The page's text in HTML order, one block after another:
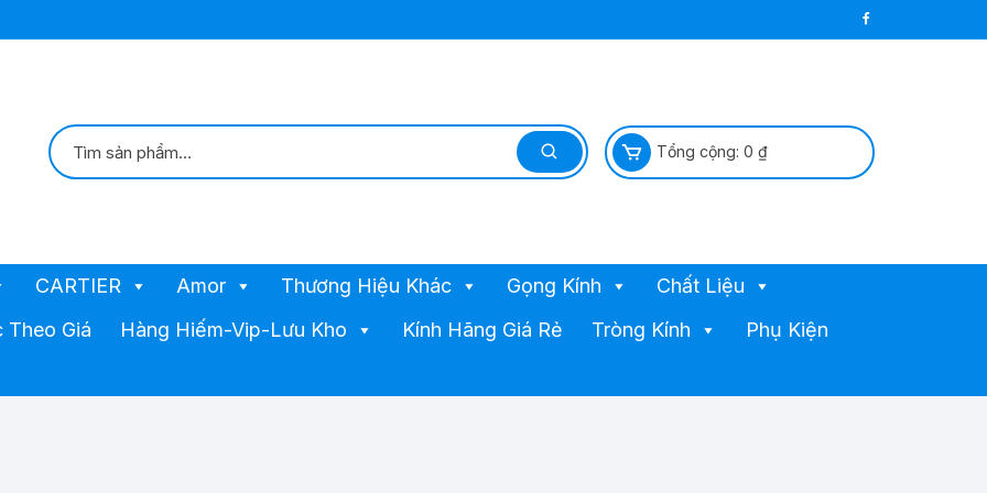
Tổng cộng: 0 ₫
CARTIER Amor Thương Hiệu Khác Gọng Kính
Chất Liệu
Theo Giá Hàng Hiếm-Vip-Lưu Kho Kính Hãng Giá Rẻ Tròng Kính
Phụ Kiện